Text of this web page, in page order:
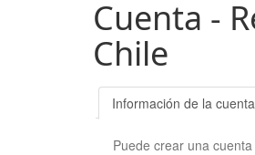
Cuenta -
Chile
Información de la cuenta
Puede crear una